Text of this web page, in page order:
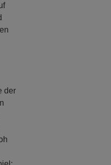
der